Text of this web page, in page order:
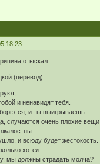
18:23
отыскал
(перевод)
и ненавидят тебя.
и ты выигрываешь.
случаются очень плохие вещи.
и всюду будет жестокость.
хотел.
мы должны страдать молча?